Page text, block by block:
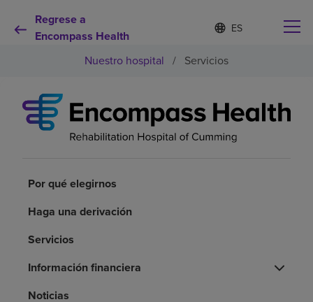
Regrese a
Encompass Health
Lista
de
idiomas
contraída
d
o
s
e
e
Por qué debe elegirnos
Recursos de salud
Nuestro hospital / Servicios
Por qué elegirnos
Haga una derivación
Servicios
Información financiera
Noticias